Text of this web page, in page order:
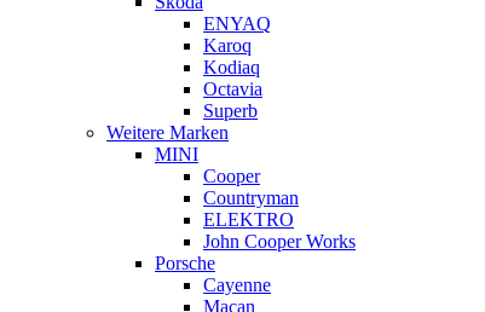
ENYAQ
Karoq
Kodiaq
Octavia
Superb
Weitere Marken
MINI
Cooper
Countryman
ELEKTRO
John Cooper Works
Porsche
Cayenne
Macan